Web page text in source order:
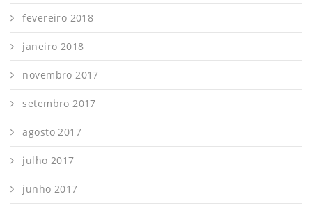
fevereiro 2018
janeiro 2018
novembro 2017
setembro 2017
agosto 2017
julho 2017
junho 2017